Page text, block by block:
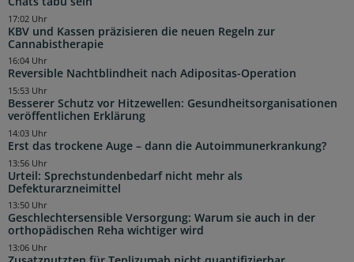
KBV und Kassen präzisieren die neuen Regeln zur
Cannabistherapie
17:02 Uhr
Reversible Nachtblindheit nach Adipositas-Operation
16:04 Uhr
Besserer Schutz vor Hitzewellen: Gesundheitsorganisationen
veröffentlichen Erklärung
15:53 Uhr
Erst das trockene Auge – dann die Autoimmunerkrankung?
14:03 Uhr
Urteil: Sprechstundenbedarf nicht mehr als
Defekturarzneimittel
13:56 Uhr
Geschlechtersensible Versorgung: Warum sie auch in der
orthopädischen Reha wichtiger wird
13:50 Uhr
13:06 Uhr